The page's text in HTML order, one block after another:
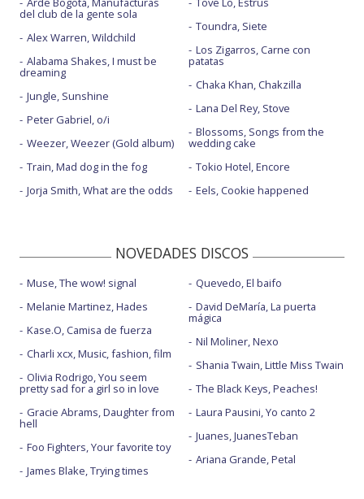
del club de la gente sola
Alex Warren, Wildchild
Alabama Shakes, I must be
dreaming
Jungle, Sunshine
Peter Gabriel, o/i
Weezer, Weezer (Gold album)
Train, Mad dog in the fog
Jorja Smith, What are the odds
Toundra, Siete
Los Zigarros, Carne con
patatas
Chaka Khan, Chakzilla
Lana Del Rey, Stove
Blossoms, Songs from the
wedding cake
Tokio Hotel, Encore
Eels, Cookie happened
NOVEDADES DISCOS
Muse, The wow! signal
Melanie Martinez, Hades
Kase.O, Camisa de fuerza
Charli xcx, Music, fashion, film
Olivia Rodrigo, You seem
pretty sad for a girl so in love
Gracie Abrams, Daughter from
hell
Foo Fighters, Your favorite toy
James Blake, Trying times
Quevedo, El baifo
David DeMaría, La puerta
mágica
Nil Moliner, Nexo
Shania Twain, Little Miss Twain
The Black Keys, Peaches!
Laura Pausini, Yo canto 2
Juanes, JuanesTeban
Ariana Grande, Petal